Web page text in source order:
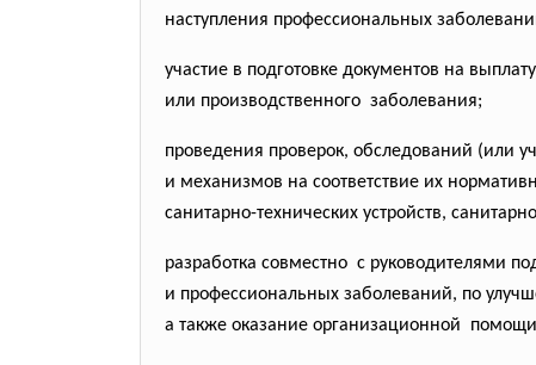
наступления профессиональных
участие в подготовке документов на
или производственного заболевания;
проведения проверок, обследований (или
и механизмов на соответствие их
санитарно-технических устройств,
разработка совместно с руководителями
и профессиональных заболеваний, по
а также оказание организационной